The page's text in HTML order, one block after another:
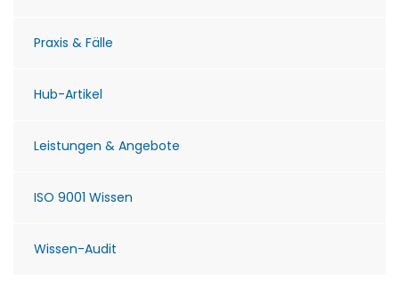
Praxis & Fälle
Hub-Artikel
Leistungen & Angebote
ISO 9001 Wissen
Wissen-Audit